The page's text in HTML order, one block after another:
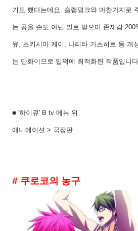
기도 했다는데요. 슬램덩크와 마찬가지로
는 공을 손도 아닌 발로 받으며 존재감
유, 츠키시마 케이, 나리타 가츠히로 등 개
는 만화이므로 입덕에 최적화된 작품입니
■ '하이큐' B tv 메뉴 위
애니메이션 > 극장판
# 쿠로코의 농구